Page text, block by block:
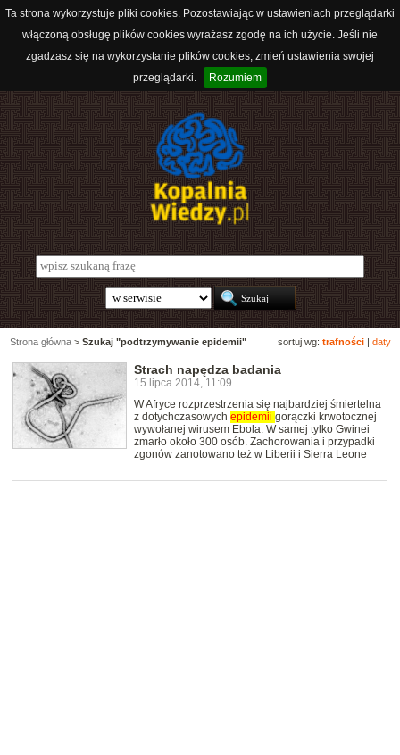
Ta strona wykorzystuje pliki cookies. Pozostawiając w ustawieniach przeglądarki
włączoną obsługę plików cookies wyrażasz zgodę na ich użycie. Jeśli nie
zgadzasz się na wykorzystanie plików cookies, zmień ustawienia swojej
przeglądarki.
Rozumiem
sortuj wg: trafności daty
Strona główna > Szukaj "podtrzymywanie epidemii"
Strach napędza badania
15 lipca 2014, 11:09
W Afryce rozprzestrzenia się najbardziej śmiertelna
z dotychczasowych epidemii gorączki krwotocznej
wywołanej wirusem Ebola. W samej tylko Gwinei
zmarło około 300 osób. Zachorowania i przypadki
zgonów zanotowano też w Liberii i Sierra Leone